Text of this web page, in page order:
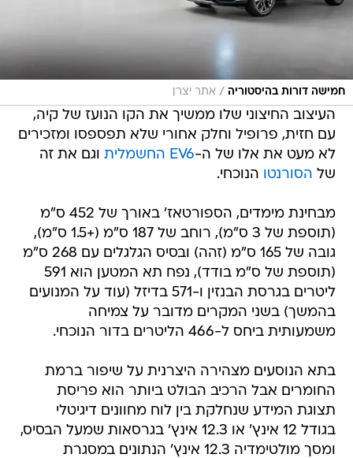
חמישה דורות בהיסטוריה / אתר יצרן
העיצוב החיצוני שלו ממשיך את הקו הנועז של קיה,
עם חזית, פרופיל וחלק אחורי שלא תפספסו ומזכירים
לא מעט את אלו של ה-EV6 החשמלית
וגם את זה
של הסורנטו הנוכחי.
מבחינת מימדים, הספורטאז' באורך של 452 ס"מ
(תוספת של 3 ס"מ), רוחב של 187 ס"מ (+1.5 ס"מ),
גובה של 165 ס"מ (זהה) ובסיס הגלגלים עם 268 ס"מ
(תוספת של ס"מ בודד), נפח תא המטען הוא 591
ליטרים בגרסת הבנזין ו-571 בדיזל (עוד על המנועים
בהמשך) בשני המקרים מדובר על צמיחה
משמעותית ביחס ל-466 הליטרים בדור הנוכחי.
בתא הנוסעים מצהירה היצרנית על שיפור ברמת
החומרים אבל הרכיב הבולט ביותר הוא פריסת
תצוגת המידע שנחלקת בין לוח מחוונים דיגיטלי
בגודל 12 אינץ' או 12.3 אינץ' בגרסאות שמעל הבסיס,
ומסך מולטימדיה 12.3 אינץ' הנתונים במסגרת